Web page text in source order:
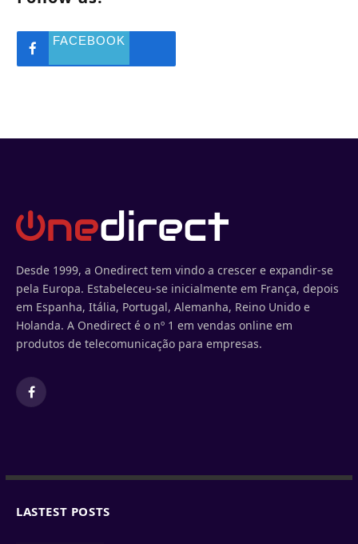
FACEBOOK
Desde 1999, a Onedirect tem vindo a crescer e expandir-se
pela Europa. Estabeleceu-se inicialmente em França, depois
em Espanha, Itália, Portugal, Alemanha, Reino Unido e
Holanda. A Onedirect é o nº 1 em vendas online em
produtos de telecomunicação para empresas.
Facebook
LASTEST POSTS